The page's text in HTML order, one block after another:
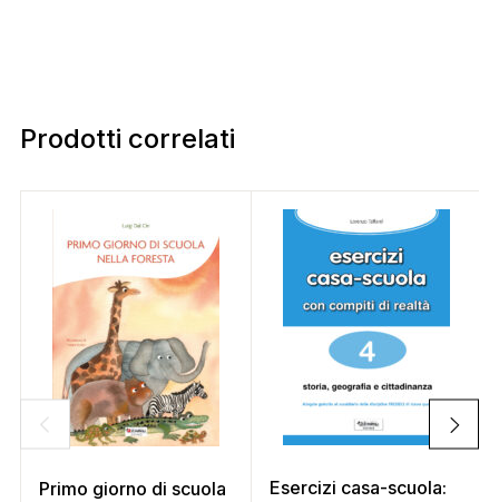
Prodotti correlati
Primo giorno di scuola Esercizi casa-scuola: